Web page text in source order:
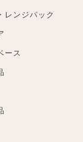
レンジパック
ース